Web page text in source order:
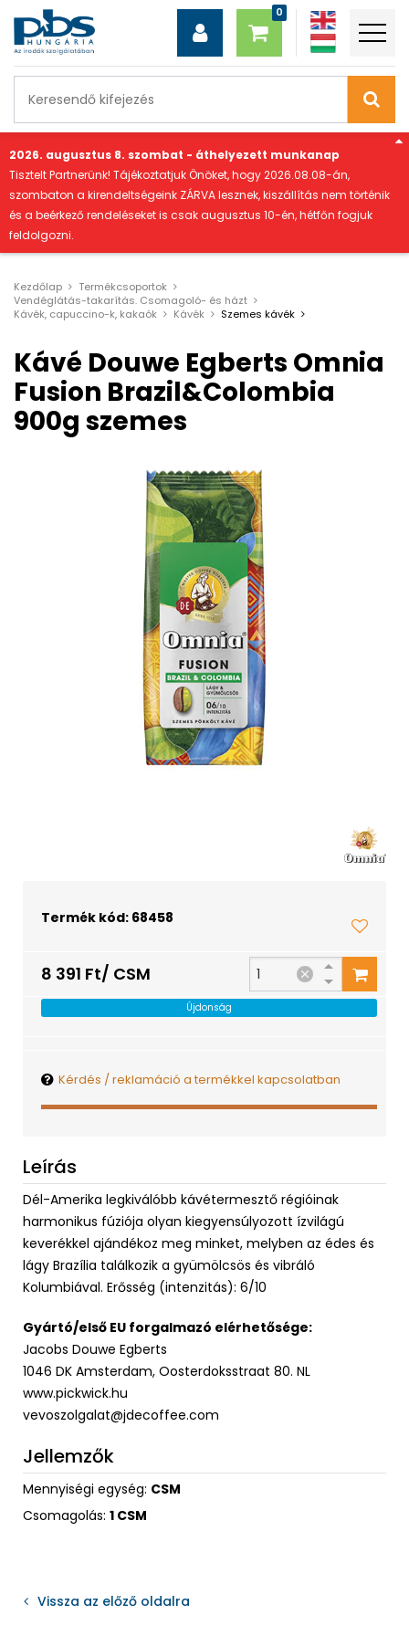
2026. augusztus 8. szombat - áthelyezett munkanap
Tisztelt Partnerünk! Tájékoztatjuk Önöket, hogy 2026.08.08-án,
szombaton a kirendeltségeink ZÁRVA lesznek, kiszállítás nem történik
és a beérkező rendeléseket is csak augusztus 10-én, hétfőn fogjuk
feldolgozni.
Kezdőlap
Termékcsoportok
Vendéglátás-takarítás. Csomagoló- és házt
Kávék, capuccino-k, kakaók
Kávék Szemes kávék
Kávé Douwe Egberts Omnia
Fusion Brazil&Colombia
900g szemes
Termék kód: 68458
8 391 Ft/ CSM
Újdonság
Kérdés / reklamáció a termékkel kapcsolatban
Leírás
Dél-Amerika legkiválóbb kávétermesztő régióinak
harmonikus fúziója olyan kiegyensúlyozott ízvilágú
keverékkel ajándékoz meg minket, melyben az édes és
lágy Brazília találkozik a gyümölcsös és vibráló
Kolumbiával. Erősség (intenzitás): 6/10
Gyártó/első EU forgalmazó elérhetősége:
Jacobs Douwe Egberts
1046 DK Amsterdam, Oosterdoksstraat 80. NL
www.pickwick.hu
vevoszolgalat@jdecoffee.com
Jellemzők
Mennyiségi egység: CSM
Csomagolás: 1 CSM
Vissza az előző oldalra